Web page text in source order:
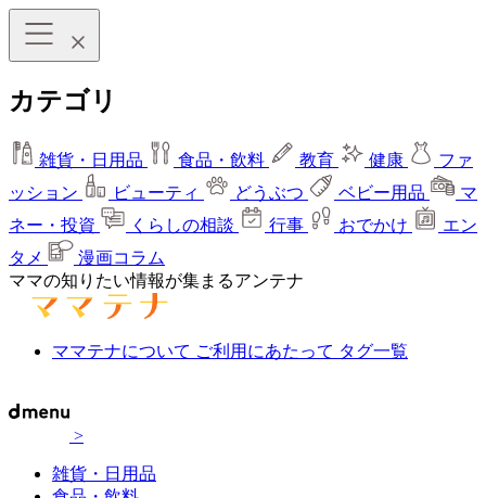
カテゴリ
雑貨・日用品 食品・飲料 教育 健康
ファ
ッション
ビューティ どうぶつ ベビー用品
マ
ネー・投資
くらしの相談 行事 おでかけ
エン
タメ
漫画コラム
ママの知りたい情報が集まるアンテナ
ママテナについて ご利用にあたって タグ一覧
>
雑貨・日用品